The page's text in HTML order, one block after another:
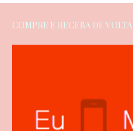
COMPRE E RECEBA DE VOLTA